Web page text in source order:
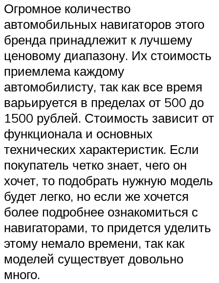
Огромное количество
автомобильных навигаторов этого
бренда принадлежит к лучшему
ценовому диапазону. Их стоимость
приемлема каждому
автомобилисту, так как все время
варьируется в пределах от 500 до
1500 рублей. Стоимость зависит от
функционала и основных
технических характеристик. Если
покупатель четко знает, чего он
хочет, то подобрать нужную модель
будет легко, но если же хочется
более подробнее ознакомиться с
навигаторами, то придется уделить
этому немало времени, так как
моделей существует довольно
много.